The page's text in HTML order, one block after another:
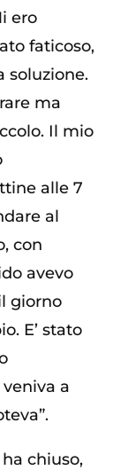
ero
faticoso,
soluzione.
ma
Il mio
alle 7
al
con
avevo
giorno
E’ stato
a
ha chiuso,